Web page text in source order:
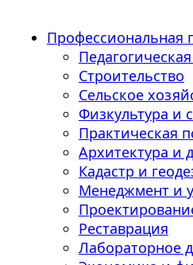
Профессиональная
Строительство
Сельское
Физкультура и
Практическая
Архитектура и
Кадастр и
Менеджмент и
Реставрация
Лабораторное